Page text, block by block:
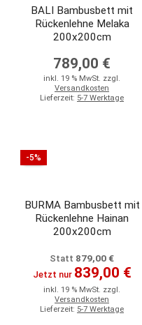
BALI Bambusbett mit
Rückenlehne Melaka
200x200cm
789,00 €
inkl. 19 % MwSt. zzgl.
Versandkosten
Lieferzeit: 5-7 Werktage
-5%
BURMA Bambusbett mit
Rückenlehne Hainan
200x200cm
Statt 879,00 €
Jetzt nur 839,00 €
inkl. 19 % MwSt. zzgl.
Versandkosten
Lieferzeit: 5-7 Werktage